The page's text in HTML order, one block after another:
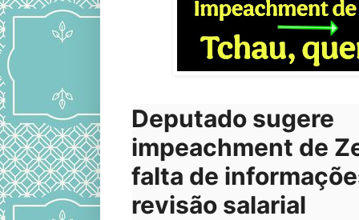
Deputado sugere
impeachment de
falta de
revisão salarial